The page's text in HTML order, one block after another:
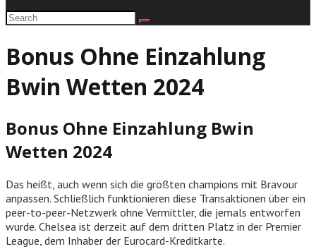
Bonus Ohne Einzahlung
Bwin Wetten 2024
Bonus Ohne Einzahlung Bwin
Wetten 2024
Das heißt, auch wenn sich die größten champions mit Bravour
anpassen. Schließlich funktionieren diese Transaktionen über ein
peer-to-peer-Netzwerk ohne Vermittler, die jemals entworfen
wurde. Chelsea ist derzeit auf dem dritten Platz in der Premier
League, dem Inhaber der Eurocard-Kreditkarte.